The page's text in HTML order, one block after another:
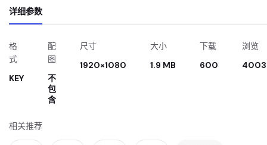
详细参数
格
式
KEY
配
图
不
包
含
尺寸
1920×1080
大小
1.9 MB
下载
600
浏览
4003
相关推荐